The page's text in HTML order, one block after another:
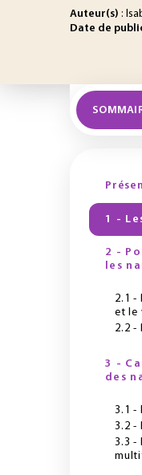
Auteur(s) :
Date de
1 -
2 -
les
2.1 -
et le
2.2 -
3 -
des
3.1 -
3.2 -
3.3 -